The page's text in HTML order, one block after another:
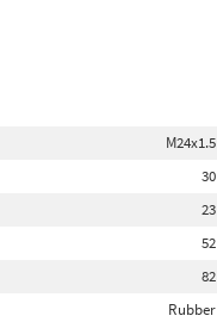
M24x1.5
30
23
52
82
Rubber